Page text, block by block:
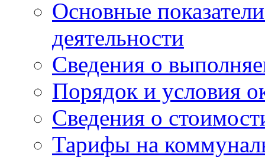
Основные
деятельности
Сведения о
Порядок и условия
Сведения о
Тарифы на